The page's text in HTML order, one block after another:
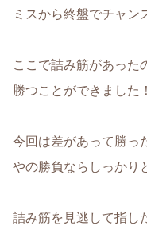
ミスから終盤でチャン
ここで詰み筋があった
勝つことができました！
今回は差があって勝っ
やの勝負ならしっかり
詰み筋を見逃して指し